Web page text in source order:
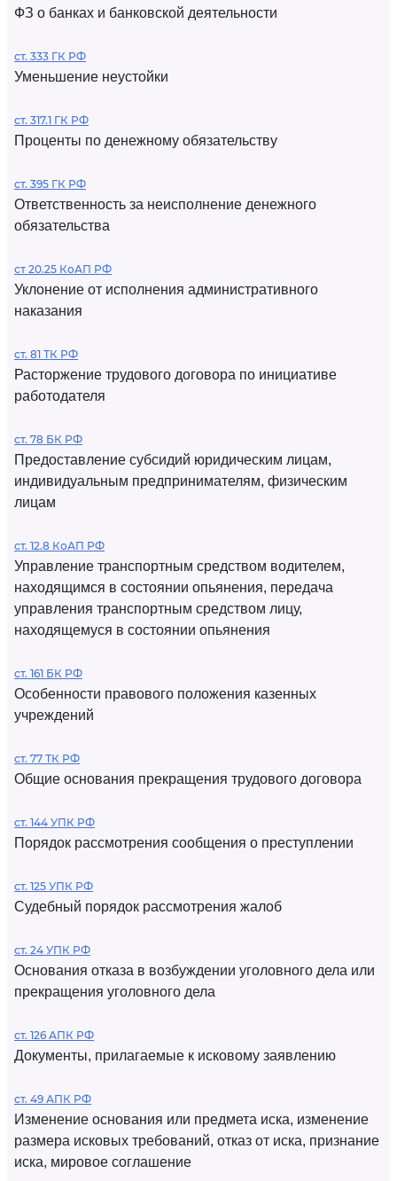
ФЗ о банках и банковской деятельности
ст. 333 ГК РФ
Уменьшение неустойки
ст. 317.1 ГК РФ
Проценты по денежному обязательству
ст. 395 ГК РФ
Ответственность за неисполнение денежного
обязательства
ст 20.25 КоАП РФ
Уклонение от исполнения административного
наказания
ст. 81 ТК РФ
Расторжение трудового договора по инициативе
работодателя
ст. 78 БК РФ
Предоставление субсидий юридическим лицам,
индивидуальным предпринимателям, физическим
лицам
ст. 12.8 КоАП РФ
Управление транспортным средством водителем,
находящимся в состоянии опьянения, передача
управления транспортным средством лицу,
находящемуся в состоянии опьянения
ст. 161 БК РФ
Особенности правового положения казенных
учреждений
ст. 77 ТК РФ
Общие основания прекращения трудового договора
ст. 144 УПК РФ
Порядок рассмотрения сообщения о преступлении
ст. 125 УПК РФ
Судебный порядок рассмотрения жалоб
ст. 24 УПК РФ
Основания отказа в возбуждении уголовного дела или
прекращения уголовного дела
ст. 126 АПК РФ
Документы, прилагаемые к исковому заявлению
ст. 49 АПК РФ
Изменение основания или предмета иска, изменение
размера исковых требований, отказ от иска, признание
иска, мировое соглашение